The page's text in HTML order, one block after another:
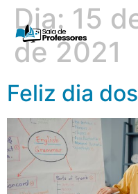
Dia: 15
de 2021
Feliz dia